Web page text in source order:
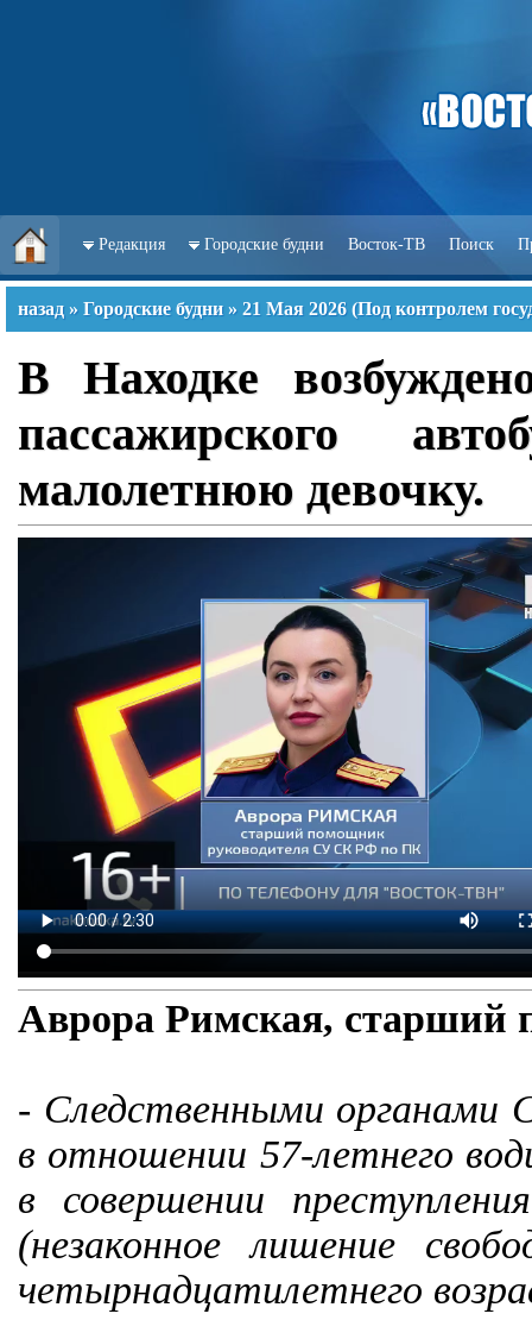
Редакция Городские будни Восток-ТВ Поиск
назад » Городские будни » 21 Мая 2026 (Под контролем
В Находке
пассажирского
малолетнюю девочку.
Аврора Римская,
- Следственными органами
в отношении 57-летнего
в совершении
(незаконное лишение
четырнадцатилетнего